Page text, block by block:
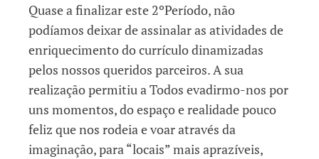
Quase a finalizar este 2ºPeríodo, não
podíamos deixar de assinalar as atividades de
enriquecimento do currículo dinamizadas
pelos nossos queridos parceiros. A sua
realização permitiu a Todos evadirmo-nos por
uns momentos, do espaço e realidade pouco
feliz que nos rodeia e voar através da
imaginação, para “locais” mais aprazíveis,